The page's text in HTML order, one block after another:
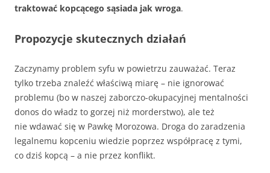
traktować kopcącego sąsiada jak wroga.
Propozycje skutecznych działań
Zaczynamy problem syfu w powietrzu zauważać. Teraz
tylko trzeba znaleźć właściwą miarę – nie ignorować
problemu (bo w naszej zaborczo-okupacyjnej mentalności
donos do władz to gorzej niż morderstwo), ale też
nie wdawać się w Pawkę Morozowa. Droga do zaradzenia
legalnemu kopceniu wiedzie poprzez współpracę z tymi,
co dziś kopcą – a nie przez konflikt.